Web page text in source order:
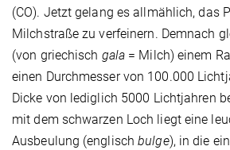
(CO). Jetzt gelang es allmählich, das
Milchstraße zu verfeinern. Demnach
(von griechisch gala = Milch) einem
einen Durchmesser von 100.000
Dicke von lediglich 5000 Lichtjahren
mit dem schwarzen Loch liegt eine
Ausbeulung (englischbulge), in die